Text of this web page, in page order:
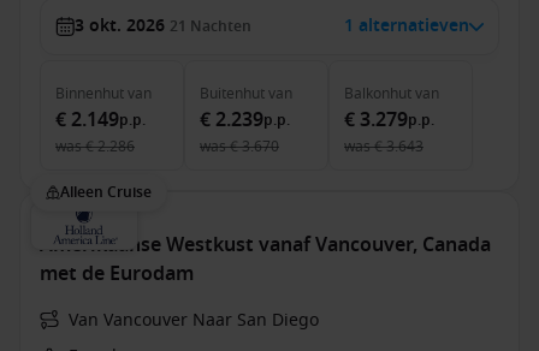
3 okt. 2026 21 Nachten 1 alternatieven
Binnenhutvan
€ 2.149p.p.
was€ 2.286
Buitenhutvan
€ 2.239p.p.
was€ 3.670
Balkonhutvan
€ 3.279p.p.
was€ 3.643
Alleen Cruise
Amerikaanse Westkust vanaf Vancouver, Canada
met de Eurodam
Van Vancouver Naar San Diego